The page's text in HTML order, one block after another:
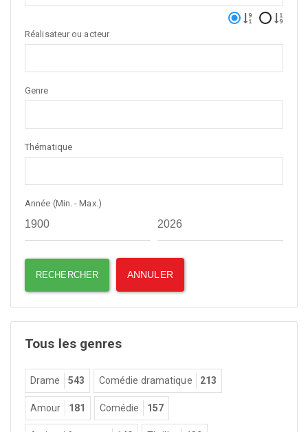
Réalisateur ou acteur
Genre
Thématique
Année (Min. - Max.)
Tous les genres
Drame 543 Comédie dramatique 213
Amour 181 Comédie 157